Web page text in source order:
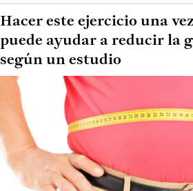
Hacer este ejercicio una
puede ayudar a reducir la
según un estudio